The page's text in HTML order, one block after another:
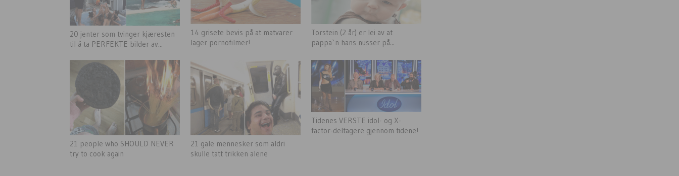
20 jenter som tvinger kjæresten
til å ta PERFEKTE bilder av...
14 grisete bevis på at matvarer
lager pornofilmer!
Torstein (2 år) er lei av at
pappa`n hans nusser på...
21 people who SHOULD NEVER
try to cook again
21 gale mennesker som aldri
skulle tatt trikken alene
Tidenes VERSTE idol- og X-
factor-deltagere gjennom tidene!